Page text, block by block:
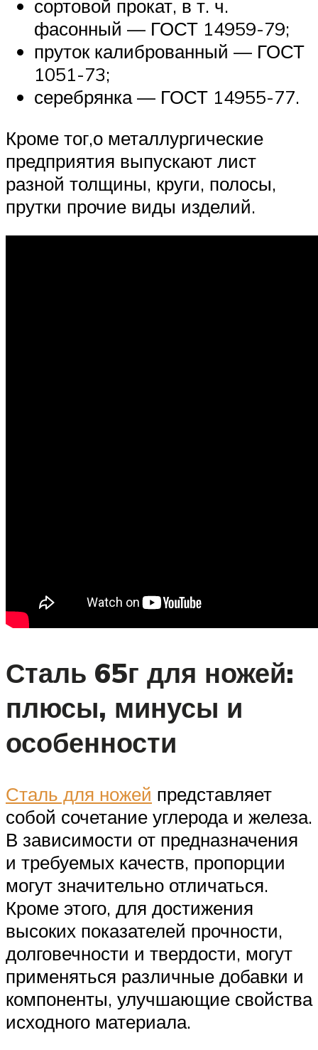
сортовой прокат, в т. ч.
фасонный — ГОСТ 14959-79;
пруток калиброванный — ГОСТ
1051-73;
серебрянка — ГОСТ 14955-77.
Кроме тог,о металлургические
предприятия выпускают лист
разной толщины, круги, полосы,
прутки прочие виды изделий.
Сталь 65г для ножей:
плюсы, минусы и
особенности
Сталь для ножей представляет
собой сочетание углерода и железа.
В зависимости от предназначения
и требуемых качеств, пропорции
могут значительно отличаться.
Кроме этого, для достижения
высоких показателей прочности,
долговечности и твердости, могут
применяться различные добавки и
компоненты, улучшающие свойства
исходного материала.